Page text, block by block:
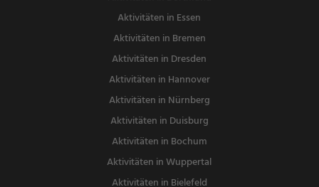
Aktivitäten in Essen
Aktivitäten in Bremen
Aktivitäten in Dresden
Aktivitäten in Hannover
Aktivitäten in Nürnberg
Aktivitäten in Duisburg
Aktivitäten in Bochum
Aktivitäten in Wuppertal
Aktivitäten in Bielefeld